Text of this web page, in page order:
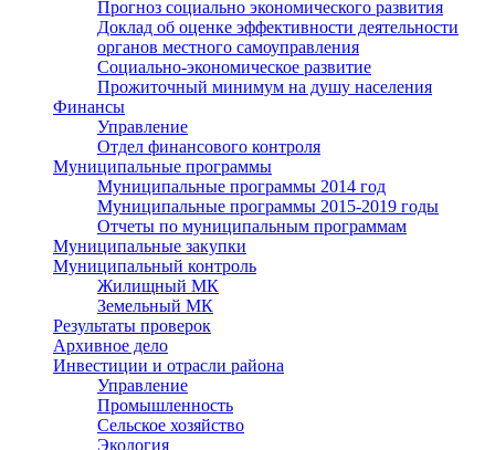
Прогноз социально экономического развития
Доклад об оценке эффективности деятельности
органов местного самоуправления
Социально-экономическое развитие
Прожиточный минимум на душу населения
Финансы
Управление
Отдел финансового контроля
Муниципальные программы
Муниципальные программы 2014 год
Муниципальные программы 2015-2019 годы
Отчеты по муниципальным программам
Муниципальные закупки
Муниципальный контроль
Жилищный МК
Земельный МК
Результаты проверок
Архивное дело
Инвестиции и отрасли района
Управление
Промышленность
Сельское хозяйство
Экология